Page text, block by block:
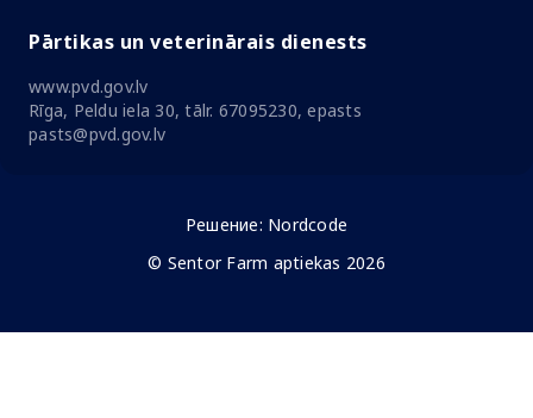
Pārtikas un veterinārais dienests
www.pvd.gov.lv
Rīga, Peldu iela 30, tālr. 67095230, epasts
pasts@pvd.gov.lv
Решение: Nordcode
© Sentor Farm aptiekas 2026